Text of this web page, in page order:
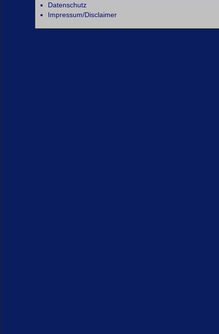
Datenschutz
Impressum/Disclaimer